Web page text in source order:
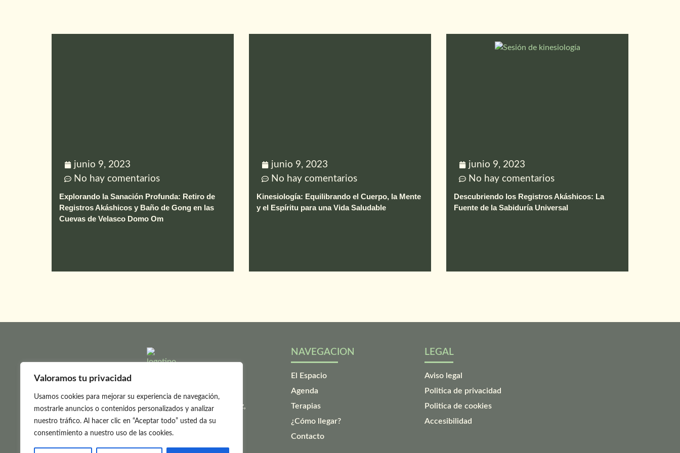
Valoramos tu privacidad
Usamos cookies para mejorar su experiencia de navegación,
mostrarle anuncios o contenidos personalizados y analizar
nuestro tráfico. Al hacer clic en “Aceptar todo” usted da su
consentimiento a nuestro uso de las cookies.
junio 9, 2023
No hay comentarios
Explorando la Sanación Profunda: Retiro de
Registros Akáshicos y Baño de Gong en las
Cuevas de Velasco Domo Om
junio 9, 2023
No hay comentarios
Kinesiología: Equilibrando el Cuerpo, la Mente
y el Espíritu para una Vida Saludable
junio 9, 2023
No hay comentarios
Descubriendo los Registros Akáshicos: La
Fuente de la Sabiduría Universal
Un lugar creado con intención y cuidado, donde cada
detalle refleja el propósito de ofrecer una experiencia
transformadora y enriquecedora en un entorno de paz,
sostén amoroso y naturaleza.
NAVEGACION
El Espacio
Agenda
Terapias
¿Cómo llegar?
Contacto
LEGAL
Aviso legal
Politica de privacidad
Politica de cookies
Accesibilidad